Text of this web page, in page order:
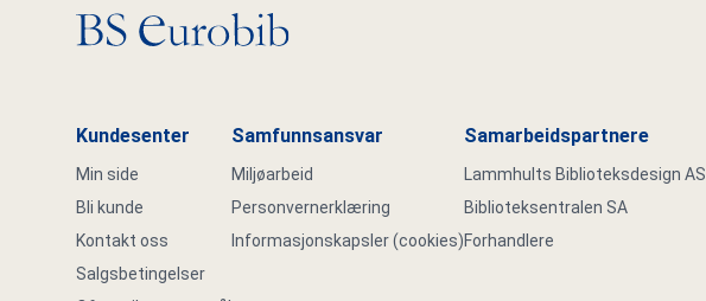
Gå til hovedsiden
Kundesenter
Min side
Bli kunde
Kontakt oss
Salgsbetingelser
Samfunnsansvar
Miljøarbeid
Personvernerklæring
Informasjonskapsler (cookies)
Samarbeidspartnere
Lammhults Biblioteksdesign AS
Biblioteksentralen SA
Forhandlere